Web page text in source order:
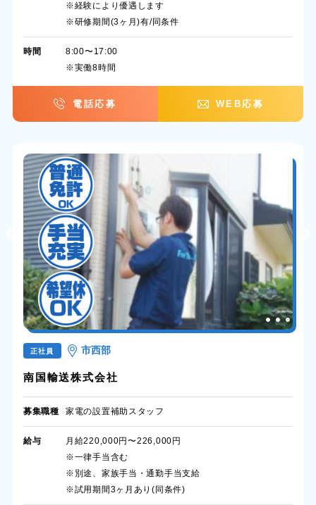
※経験により優遇します
※研修期間(3ヶ月)有/同条件
時間
8:00〜17:00
※実働8時間
電話応募 WEB応募
正社員 市西部
南国輸送株式会社
募集職種 家電の設置補助スタッフ
給与
月給220,000円〜226,000円
※一律手当含む
※別途、家族手当・通勤手当支給
※試用期間3ヶ月あり(同条件)